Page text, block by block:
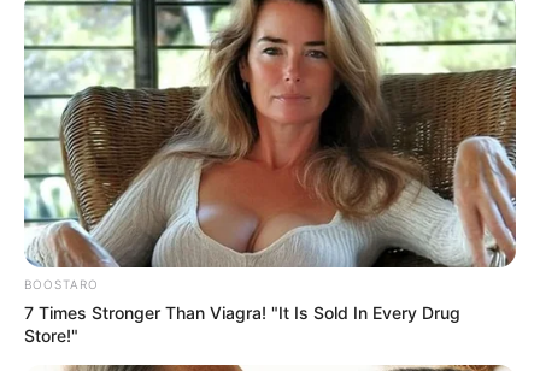
BOOSTARO
7 Times Stronger Than Viagra! "It Is Sold In Every Drug
Store!"